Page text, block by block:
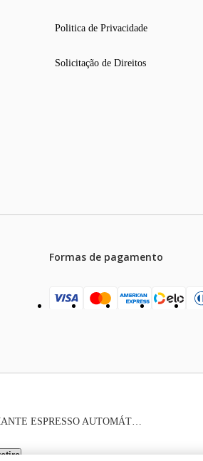
Politica de Privacidade
Solicitação de Direitos
Formas de pagamento
Preços e condições de pagamento
são meramente ilustrativas. Todos os